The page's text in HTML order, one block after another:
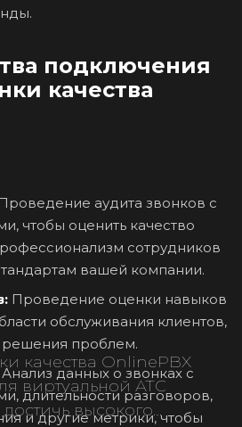
подключения
качества
Проведение аудита звонков с
чтобы оценить качество
сотрудников
вашей компании.
Проведение оценки навыков
обслуживания клиентов,
проблем.
Анализ данных о звонках с
длительности разговоров,
и другие метрики, чтобы
качества OnlinePBX
виртуальной АТС
высокого